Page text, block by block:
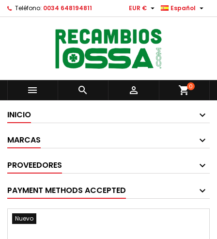
Teléfono: 0034 648194811 Español 
EUR € 
   shopping_cart0
INICIO
MARCAS
PROVEEDORES
PAYMENT METHODS ACCEPTED
Nuevo